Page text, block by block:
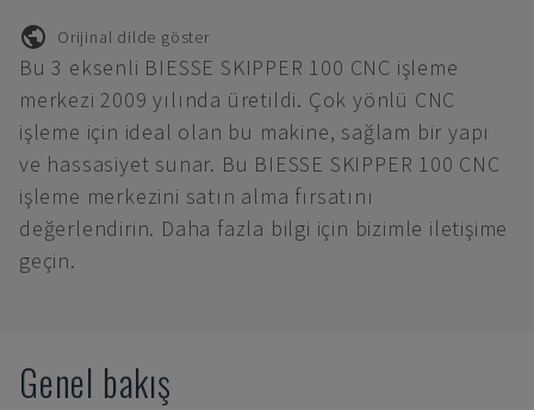
Orijinal dilde göster
Bu 3 eksenli BIESSE SKIPPER 100 CNC işleme
merkezi 2009 yılında üretildi. Çok yönlü CNC
işleme için ideal olan bu makine, sağlam bir yapı
ve hassasiyet sunar. Bu BIESSE SKIPPER 100 CNC
işleme merkezini satın alma fırsatını
değerlendirin. Daha fazla bilgi için bizimle iletişime
geçin.
Genel bakış